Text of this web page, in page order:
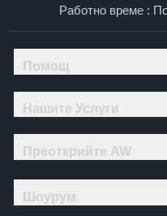
Работно време :
Помощ
Нашите Услуги
Преоткрийте AW
Шоурум